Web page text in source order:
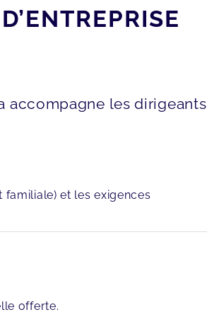
accompagne les dirigeants
et les exigences
offerte.